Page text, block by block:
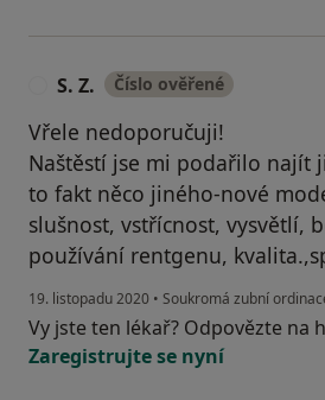
S. Z. Číslo ověřené
Vřele nedoporučuji!
Naštěstí jse mi podařilo najít
to fakt něco jiného-nové
slušnost, vstřícnost, vysvětlí,
používání rentgenu,
19. listopadu 2020 • Soukromá zubní
Vy jste ten lékař? Odpovězte na
Zaregistrujte se nyní